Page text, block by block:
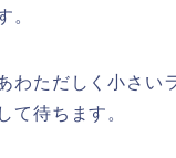
。
わただしく小さい
て待ちます。